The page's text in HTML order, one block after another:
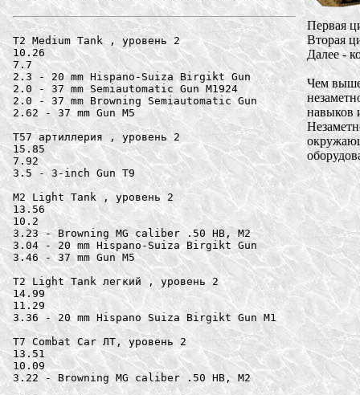
T2 Medium Tank , уровень 2
10.26
7.7
2.3 - 20 mm Hispano-Suiza Birgikt Gun
2.0 - 37 mm Semiautomatic Gun M1924
2.0 - 37 mm Browning Semiautomatic Gun
2.62 - 37 mm Gun M5
T57 артиллерия , уровень 2
15.85
7.92
3.5 - 3-inch Gun T9
M2 Light Tank , уровень 2
13.56
10.2
3.23 - Browning MG caliber .50 HB, M2
3.04 - 20 mm Hispano-Suiza Birgikt Gun
3.46 - 37 mm Gun M5
T2 Light Tank легкий , уровень 2
14.99
11.29
3.36 - 20 mm Hispano Suiza Birgikt Gun M1
T7 Combat Car ЛТ, уровень 2
13.51
10.09
3.22 - Browning MG caliber .50 HB, M2
Первая
Вторая
Далее -
Чем
навыков